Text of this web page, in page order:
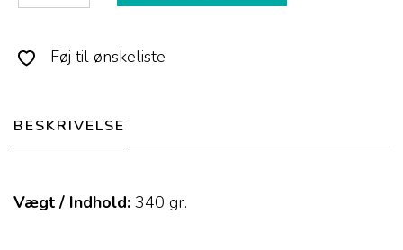
Føj til ønskeliste
BESKRIVELSE
Vægt / Indhold: 340 gr.